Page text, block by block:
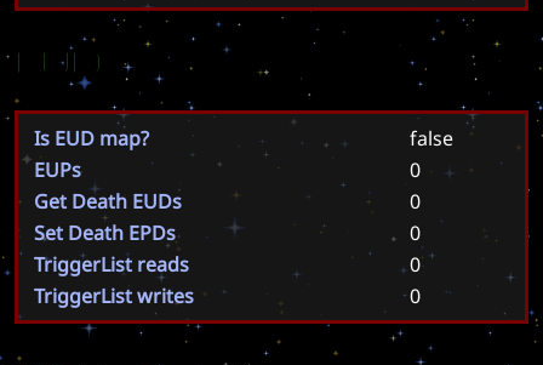
EUD
Is EUD map?
false
EUPs
0
Get Death EUDs
0
Set Death EPDs
0
TriggerList reads
0
TriggerList writes
0